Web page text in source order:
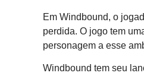
Em Windbound, o
perdida. O jogo tem
personagem a esse
Windbound tem seu